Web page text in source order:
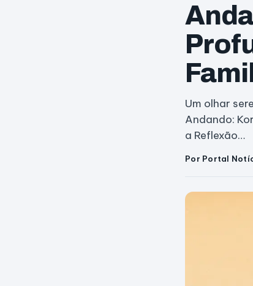
Um olhar
Andando:
a Reflexão…
Por Portal